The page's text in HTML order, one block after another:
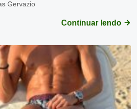
Gervazio
Continuar lendo